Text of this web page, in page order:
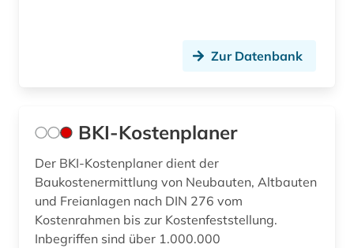
Zur Datenbank
BKI-Kostenplaner
Der BKI-Kostenplaner dient der
Baukostenermittlung von Neubauten, Altbauten
und Freianlagen nach DIN 276 vom
Kostenrahmen bis zur Kostenfeststellung.
Inbegriffen sind über 1.000.000